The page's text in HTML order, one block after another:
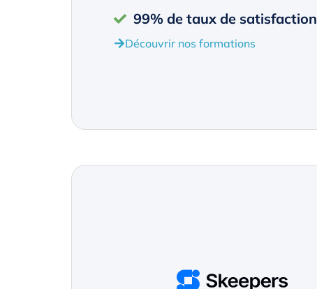
99% de taux de satisfaction
Découvrir nos formations